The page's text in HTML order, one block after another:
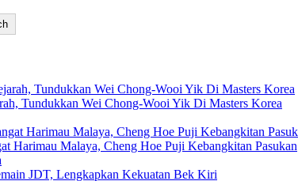
Tundukkan Wei Chong-Wooi Yik Di Masters Korea
Harimau Malaya, Cheng Hoe Puji Kebangkitan Pasukan